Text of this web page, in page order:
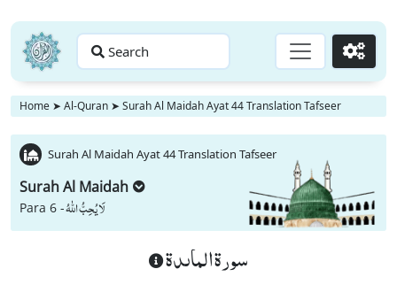
Search Go
Home ➤ Al-Quran ➤ Surah Al Maidah Ayat 44 Translation Tafseer
Surah Al Maidah Ayat 44 Translation Tafseer
Surah Al Maidah
Para 6 -لَا یُحِبُّ اللّٰهُ
سورة الماىدة